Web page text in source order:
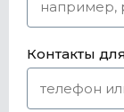
Контакты